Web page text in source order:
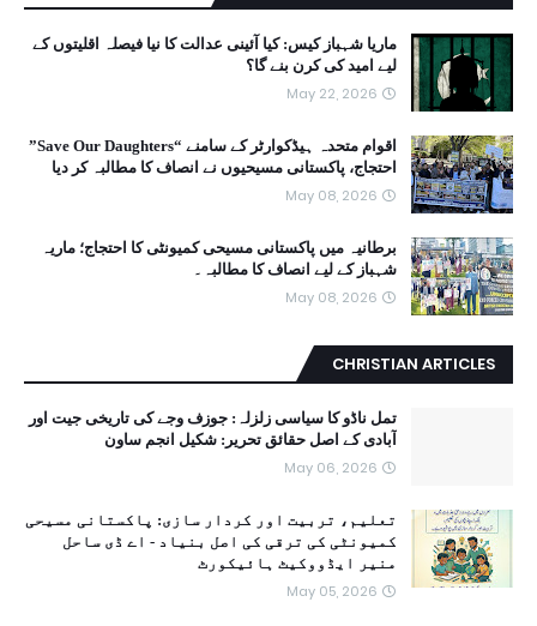
ماریا شہباز کیس: کیا آئینی عدالت کا نیا فیصلہ اقلیتوں کے
لیے امید کی کرن بنے گا؟
May 22, 2026
اقوام متحدہ ہیڈکوارٹر کے سامنے “Save Our Daughters”
احتجاج، پاکستانی مسیحیوں نے انصاف کا مطالبہ کر دیا
May 08, 2026
برطانیہ میں پاکستانی مسیحی کمیونٹی کا احتجاج؛ ماریہ
شہباز کے لیے انصاف کا مطالبہ۔
May 08, 2026
CHRISTIAN ARTICLES
تمل ناڈو کا سیاسی زلزلہ: جوزف وجے کی تاریخی جیت اور
آبادی کے اصل حقائق تحریر: شکیل انجم ساون
May 06, 2026
تعلیم، تربیت اور کردار سازی: پاکستانی مسیحی
کمیونٹی کی ترقی کی اصل بنیاد - اے ڈی ساحل
منیر ایڈووکیٹ ہائیکورٹ
May 05, 2026